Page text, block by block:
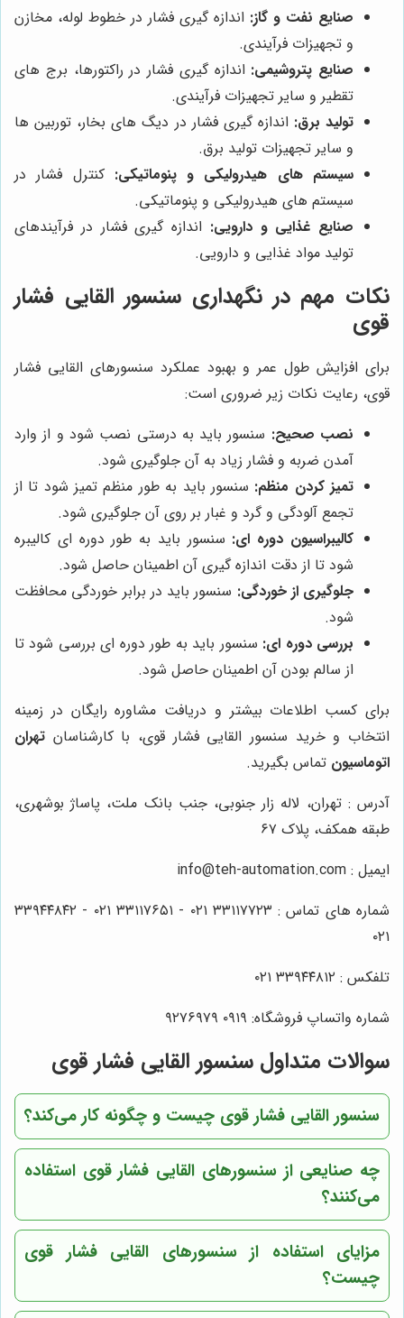
صنایع نفت و گاز: اندازه گیری فشار در خطوط لوله، مخازن
و تجهیزات فرآیندی.
صنایع پتروشیمی: اندازه گیری فشار در راکتورها، برج های
تقطیر و سایر تجهیزات فرآیندی.
تولید برق: اندازه گیری فشار در دیگ های بخار، توربین ها
و سایر تجهیزات تولید برق.
سیستم های هیدرولیکی و پنوماتیکی: کنترل فشار در
سیستم های هیدرولیکی و پنوماتیکی.
صنایع غذایی و دارویی: اندازه گیری فشار در فرآیندهای
تولید مواد غذایی و دارویی.
نکات مهم در نگهداری سنسور القایی فشار
قوی
برای افزایش طول عمر و بهبود عملکرد سنسورهای القایی فشار
قوی، رعایت نکات زیر ضروری است:
نصب صحیح: سنسور باید به درستی نصب شود و از وارد
آمدن ضربه و فشار زیاد به آن جلوگیری شود.
تمیز کردن منظم: سنسور باید به طور منظم تمیز شود تا از
تجمع آلودگی و گرد و غبار بر روی آن جلوگیری شود.
کالیبراسیون دوره ای: سنسور باید به طور دوره ای کالیبره
شود تا از دقت اندازه گیری آن اطمینان حاصل شود.
جلوگیری از خوردگی: سنسور باید در برابر خوردگی محافظت
شود.
بررسی دوره ای: سنسور باید به طور دوره ای بررسی شود تا
از سالم بودن آن اطمینان حاصل شود.
برای کسب اطلاعات بیشتر و دریافت مشاوره رایگان در زمینه
انتخاب و خرید سنسور القایی فشار قوی، با کارشناسان تهران
اتوماسیون تماس بگیرید.
آدرس : تهران، لاله زار جنوبی، جنب بانک ملت، پاساژ بوشهری،
طبقه همکف، پلاک ۶۷
ایمیل : info@teh-automation.com
شماره های تماس :
۳۳۱۱۷۷۲۳ ۰۲۱ - ۳۳۱۱۷۶۵۱ ۰۲۱ - ۳۳۹۴۴۸۴۲
۰۲۱
تلفکس : ۳۳۹۴۴۸۱۲ ۰۲۱
شماره واتساپ فروشگاه: ۰۹۱۹ ۹۲۷۶۹۷۹
سوالات متداول سنسور القایی فشار قوی
سنسور القایی فشار قوی چیست و چگونه کار می‌کند؟
چه صنایعی از سنسورهای القایی فشار قوی استفاده
می‌کنند؟
مزایای استفاده از سنسورهای القایی فشار قوی
چیست؟